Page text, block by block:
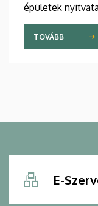
épületek
működését.
TOVÁBB
E-